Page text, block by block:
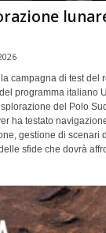
campagna di test del
programma italiano
del Polo
ha testato
gestione di scenari
sfide che dovrà